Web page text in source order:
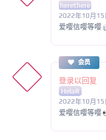
herethere
2022年10月15
爱嘤信嘤等嘤
会员
登录以回复
HelaR
2022年10月15
爱嘤信嘤等嘤